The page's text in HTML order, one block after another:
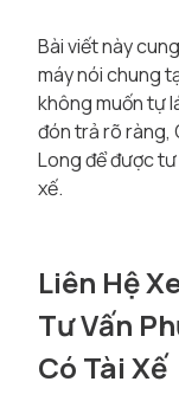
Bài viết này
máy nói chung
không muốn tự
đón trả rõ ràng,
Long để được
xế.
Liên Hệ
Tư Vấn
Có Tài Xế